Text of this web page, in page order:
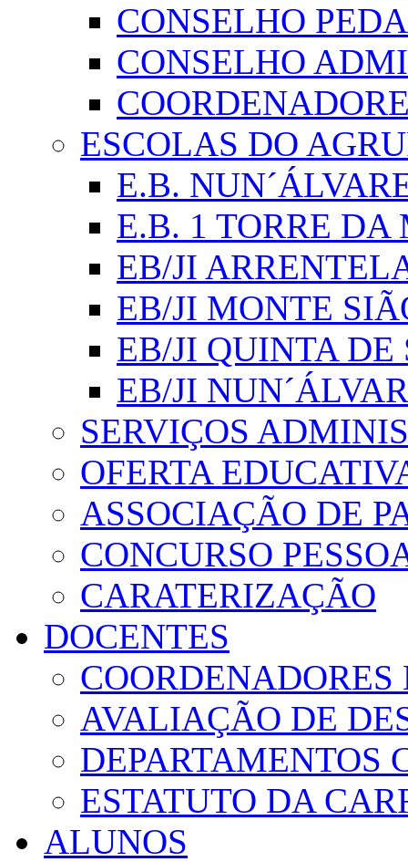
CONSELHO
CONSELHO
ESCOLAS DO
E.B.
E.B. 1 TORRE
EB/JI
EB/JI MONTE
EB/JI QUINTA DE
EB/JI
SERVIÇOS
OFERTA
ASSOCIAÇÃO DE
CONCURSO
CARATERIZAÇÃO
DOCENTES
AVALIAÇÃO DE
DEPARTAMENTOS
ESTATUTO DA
ALUNOS